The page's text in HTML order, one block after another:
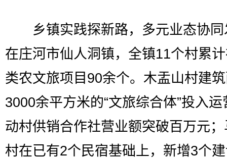
乡镇实践探新路，多元业态协同
在庄河市仙人洞镇，全镇11个村累
类农文旅项目90余个。木盂山村建
3000余平方米的“文旅综合体”投入
动村供销合作社营业额突破百万元
村在已有2个民宿基础上，新增3个